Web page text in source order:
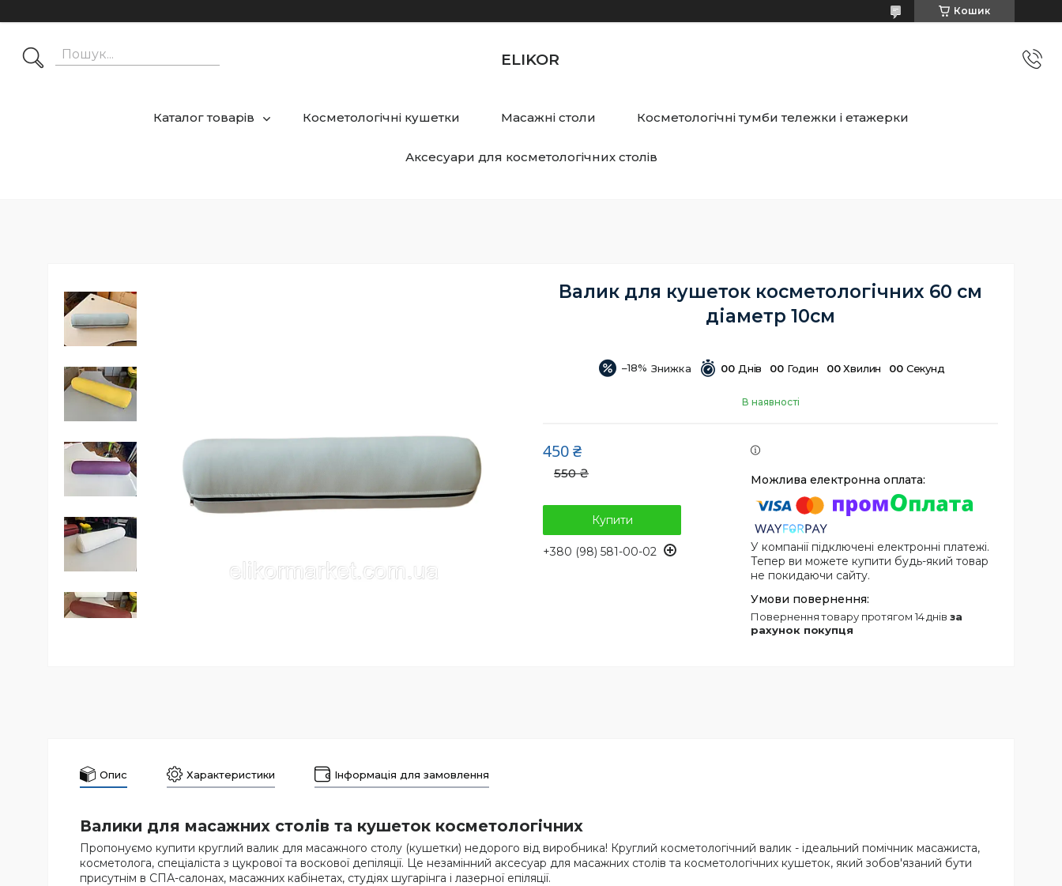
Кошик
ELIKOR
Каталог товарів Косметологічні кушетки Масажні столи Косметологічні тумби тележки і етажерки
Аксесуари для косметологічних столів
Валик для кушеток косметологічних 60 см
діаметр 10см
–18% 00 Днів 00 Годин 00 Хвилин 00 Секунд
В наявності
550 ₴
450 ₴
Купити
+380 (98) 581-00-02
У компанії підключені електронні платежі.
Тепер ви можете купити будь-який товар
не покидаючи сайту.
повернення товару протягом 14 днів за
рахунок покупця
Опис Характеристики Інформація для замовлення
Валики для масажних столів та кушеток косметологічних
Пропонуємо купити круглий валик для масажного столу (кушетки) недорого від виробника! Круглий косметологічний валик - ідеальний помічник масажиста,
косметолога, спеціаліста з цукрової та воскової депіляції. Це незамінний аксесуар для масажних столів та косметологічних кушеток, який зобов'язаний бути
присутнім в СПА-салонах, масажних кабінетах, студіях шугарінга і лазерної епіляції.